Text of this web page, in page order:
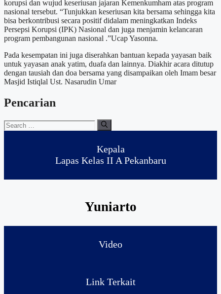
korupsi dan wujud keseriusan jajaran Kemenkumham atas program
nasional tersebut. “Tunjukkan keseriusan kita bersama sehingga kita
bisa berkontribusi secara positif didalam meningkatkan Indeks
Persepsi Korupsi (IPK) Nasional dan juga menjamin kelancaran
program pembangunan nasional .”Ucap Yasonna.
Pada kesempatan ini juga diserahkan bantuan kepada yayasan baik
untuk yayasan anak yatim, duafa dan lainnya. Diakhir acara ditutup
dengan tausiah dan doa bersama yang disampaikan oleh Imam besar
Masjid Istiqlal Ust. Nasarudin Umar
Pencarian
Search
for:
Kepala
Lapas Kelas II A Pekanbaru
Yuniarto
Video
Link Terkait